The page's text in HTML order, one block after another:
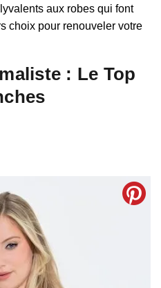
aux robes qui font
choix pour renouveler votre
: Le Top